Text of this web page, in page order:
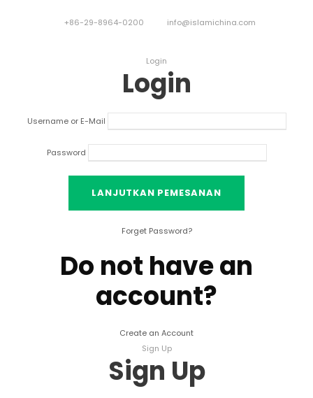
+86-29-8964-0200 info@islamichina.com
Login
Login
Username or E-Mail
Password
Forget Password?
Do not have an
account?
Create an Account
Sign Up
Sign Up